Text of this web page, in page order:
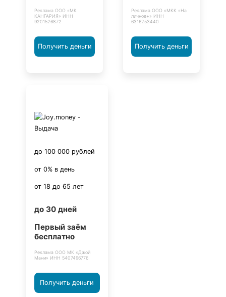
Реклама ООО «МК
КАНГАРИЯ» ИНН
9201526872
Получить деньги
Реклама ООО «МКК «На
личное+» ИНН
6316253440
Получить деньги
до 100 000 рублей
от 0% в день
от 18 до 65 лет
до 30 дней
Первый заём
бесплатно
Реклама ООО МК «Джой
Мани» ИНН 5407496776
Получить деньги